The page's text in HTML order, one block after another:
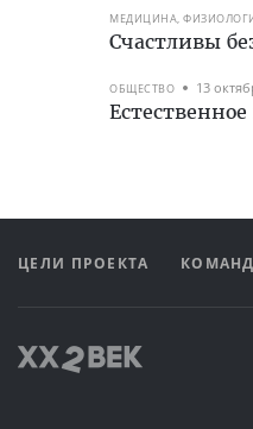
МЕДИЦИНА,
Счастливы
ОБЩЕСТВО 13
ЦЕЛИ ПРОЕКТА